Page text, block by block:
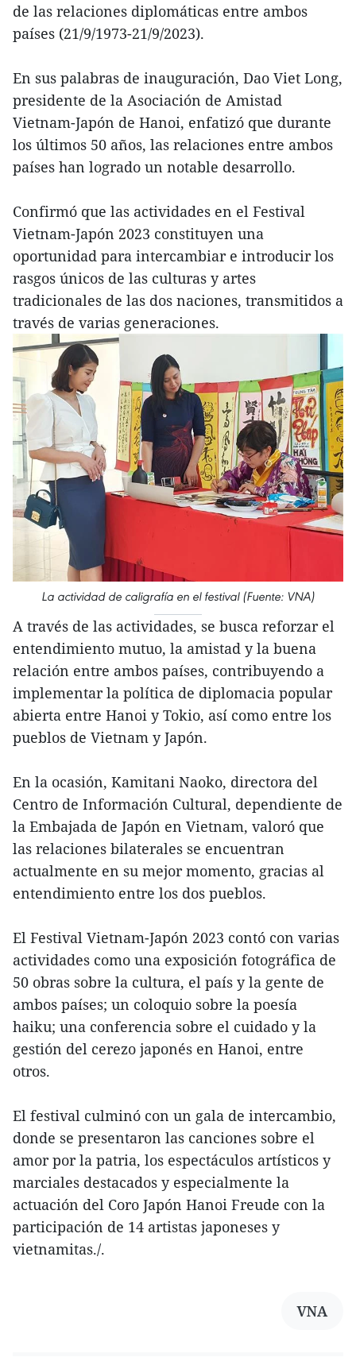
de las relaciones diplomáticas entre ambos
países (21/9/1973-21/9/2023).
En sus palabras de inauguración, Dao Viet Long,
presidente de la Asociación de Amistad
Vietnam-Japón de Hanoi, enfatizó que durante
los últimos 50 años, las relaciones entre ambos
países han logrado un notable desarrollo.
Confirmó que las actividades en el Festival
Vietnam-Japón 2023 constituyen una
oportunidad para intercambiar e introducir los
rasgos únicos de las culturas y artes
tradicionales de las dos naciones, transmitidos a
través de varias generaciones.
La actividad de caligrafía en el festival (Fuente: VNA)
A través de las actividades, se busca reforzar el
entendimiento mutuo, la amistad y la buena
relación entre ambos países, contribuyendo a
implementar la política de diplomacia popular
abierta entre Hanoi y Tokio, así como entre los
pueblos de Vietnam y Japón.
En la ocasión, Kamitani Naoko, directora del
Centro de Información Cultural, dependiente de
la Embajada de Japón en Vietnam, valoró que
las relaciones bilaterales se encuentran
actualmente en su mejor momento, gracias al
entendimiento entre los dos pueblos.
El Festival Vietnam-Japón 2023 contó con varias
actividades como una exposición fotográfica de
50 obras sobre la cultura, el país y la gente de
ambos países; un coloquio sobre la poesía
haiku; una conferencia sobre el cuidado y la
gestión del cerezo japonés en Hanoi, entre
otros.
El festival culminó con un gala de intercambio,
donde se presentaron las canciones sobre el
amor por la patria, los espectáculos artísticos y
marciales destacados y especialmente la
actuación del Coro Japón Hanoi Freude con la
participación de 14 artistas japoneses y
vietnamitas./.
VNA